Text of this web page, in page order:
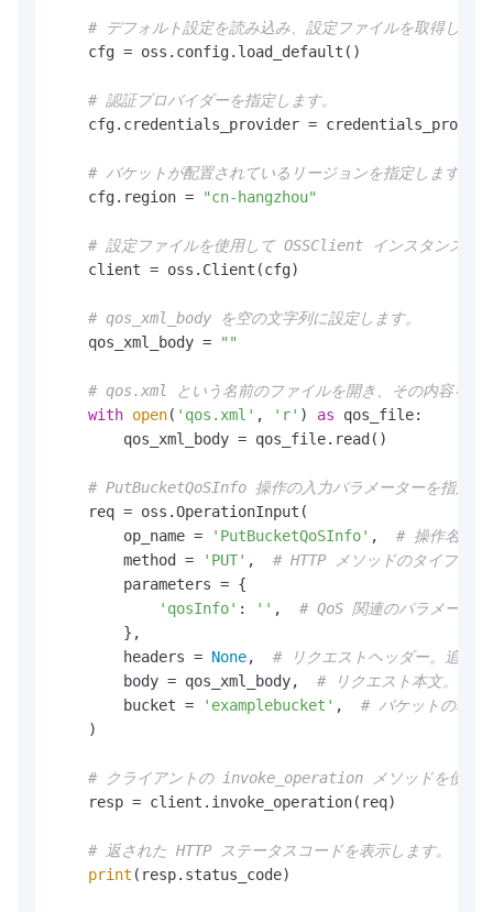
# デフォルト設定を読み込み、設定ファイルを取得しま
    cfg = oss.config.load_default()
# 認証プロバイダーを指定します。
cfg.credentials_provider =
# バケットが配置されているリージョンを指定します
    cfg.region =
"cn-hangzhou"
# 設定ファイルを使用して OSSClient インスタンスを
    client = oss.Client(cfg)
# qos_xml_body を空の文字列に設定します。
    qos_xml_body =
""
# qos.xml という名前のファイルを開き、その内容を
with open( 'qos.xml' , 'r' ) as qos_file:
        qos_xml_body = qos_file.read()
# PutBucketQoSInfo 操作の入力パラメーターを指定し
    req = oss.OperationInput(
        op_name =
'PutBucketQoSInfo' , # 操作名。バ
        method =
'PUT' , # HTTP メソッドのタイプ。
        parameters = {
'qosInfo' : '' , # QoS 関連のパラメータ
        },
        headers =
None, # リクエストヘッダー。追加
        body = qos_xml_body,
# リクエスト本文。
        bucket =
'examplebucket' , # バケットの名前
    )
# クライアントの invoke_operation メソッドを使用し
    resp = client.invoke_operation(req)
# 返された HTTP ステータスコードを表示します。
print (resp.status_code)